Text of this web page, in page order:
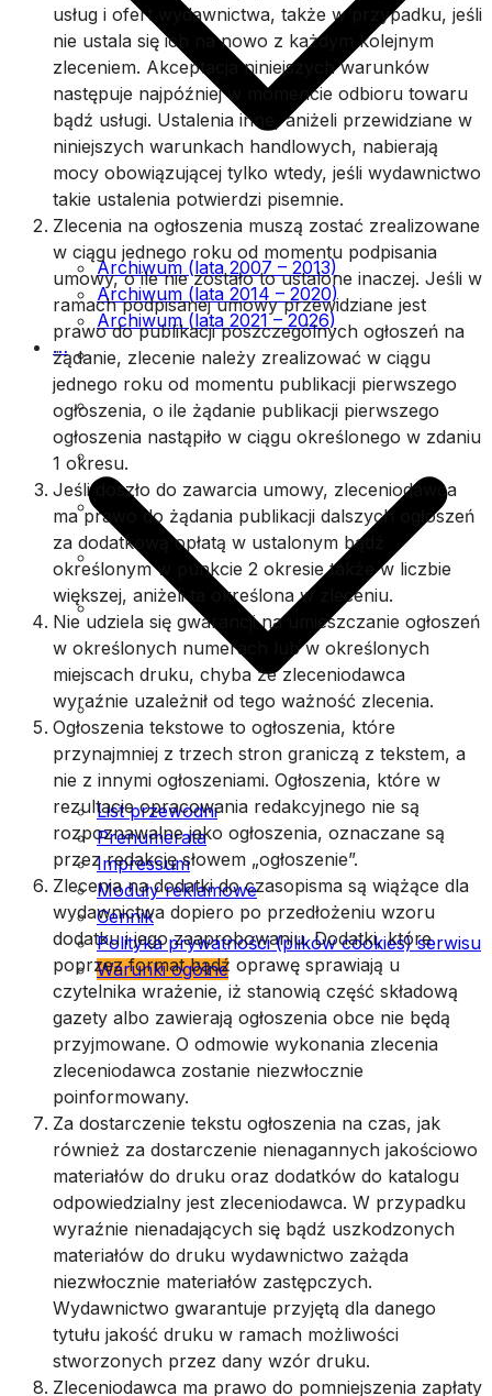
List przewodni
Prenumerata
Impressum
Moduły reklamowe
Cennik
Polityka prywatności (plików
cookies) serwisu
Warunki ogólne
Archiwum (lata 2007 – 2013)
Archiwum (lata 2014 – 2020)
Archiwum (lata 2021 – 2026)
…
List przewodni
Prenumerata
Impressum
Moduły reklamowe
Cennik
Polityka prywatności (plików cookies) serwisu
Warunki ogólne
usług i ofert wydawnictwa, także w przypadku, jeśli
nie ustala się ich na nowo z każdym kolejnym
zleceniem. Akceptacja niniejszych warunków
następuje najpóźniej w momencie odbioru towaru
bądź usługi. Ustalenia inne, aniżeli przewidziane w
niniejszych warunkach handlowych, nabierają
mocy obowiązującej tylko wtedy, jeśli wydawnictwo
takie ustalenia potwierdzi pisemnie.
Zlecenia na ogłoszenia muszą zostać zrealizowane
w ciągu jednego roku od momentu podpisania
umowy, o ile nie zostało to ustalone inaczej. Jeśli w
ramach podpisanej umowy przewidziane jest
prawo do publikacji poszczególnych ogłoszeń na
żądanie, zlecenie należy zrealizować w ciągu
jednego roku od momentu publikacji pierwszego
ogłoszenia, o ile żądanie publikacji pierwszego
ogłoszenia nastąpiło w ciągu określonego w zdaniu
1 okresu.
Jeśli doszło do zawarcia umowy, zleceniodawca
ma prawo do żądania publikacji dalszych ogłoszeń
za dodatkową opłatą w ustalonym bądź
określonym w punkcie 2 okresie także w liczbie
większej, aniżeli ta określona w zleceniu.
Nie udziela się gwarancji na umieszczanie ogłoszeń
w określonych numerach lub w określonych
miejscach druku, chyba że zleceniodawca
wyraźnie uzależnił od tego ważność zlecenia.
Ogłoszenia tekstowe to ogłoszenia, które
przynajmniej z trzech stron graniczą z tekstem, a
nie z innymi ogłoszeniami. Ogłoszenia, które w
rezultacie opracowania redakcyjnego nie są
rozpoznawalne jako ogłoszenia, oznaczane są
przez redakcję słowem „ogłoszenie”.
Zlecenia na dodatki do czasopisma są wiążące dla
wydawnictwa dopiero po przedłożeniu wzoru
dodatku i jego zaaprobowaniu. Dodatki, które
poprzez format bądź oprawę sprawiają u
czytelnika wrażenie, iż stanowią część składową
gazety albo zawierają ogłoszenia obce nie będą
przyjmowane. O odmowie wykonania zlecenia
zleceniodawca zostanie niezwłocznie
poinformowany.
Za dostarczenie tekstu ogłoszenia na czas, jak
również za dostarczenie nienagannych jakościowo
materiałów do druku oraz dodatków do katalogu
odpowiedzialny jest zleceniodawca. W przypadku
wyraźnie nienadających się bądź uszkodzonych
materiałów do druku wydawnictwo zażąda
niezwłocznie materiałów zastępczych.
Wydawnictwo gwarantuje przyjętą dla danego
tytułu jakość druku w ramach możliwości
stworzonych przez dany wzór druku.
Zleceniodawca ma prawo do pomniejszenia zapłaty